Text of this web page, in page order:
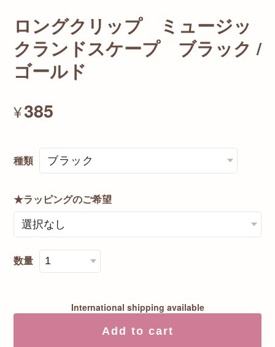
ロングクリップ ミュージッ
クランドスケープ ブラック /
ゴールド
¥385
種類
★ラッピングのご希望
数量
International shipping available
Add to cart